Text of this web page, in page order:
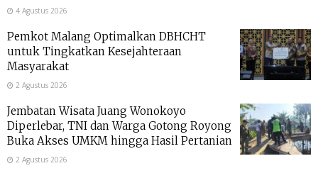
4 Agustus 2026
Pemkot Malang Optimalkan DBHCHT
untuk Tingkatkan Kesejahteraan
Masyarakat
2 Agustus 2026
Jembatan Wisata Juang Wonokoyo
Diperlebar, TNI dan Warga Gotong Royong
Buka Akses UMKM hingga Hasil Pertanian
2 Agustus 2026